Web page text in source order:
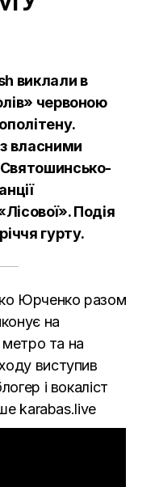
виклали в
червоною
власними
Подія
гурту.
Юрченко разом
на
метро та на
виступив
і вокаліст
karabas.live